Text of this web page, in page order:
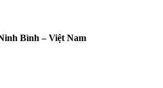
Bình – Việt Nam